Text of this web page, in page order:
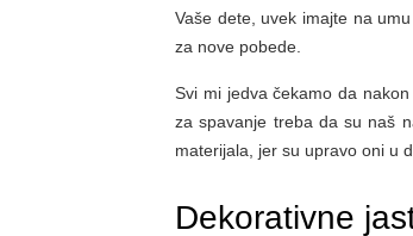
Vaše dete, uvek imajte na
za nove pobede.
Svi mi jedva čekamo da
za spavanje treba da su naš
materijala, jer su upravo oni u
Dekorativne